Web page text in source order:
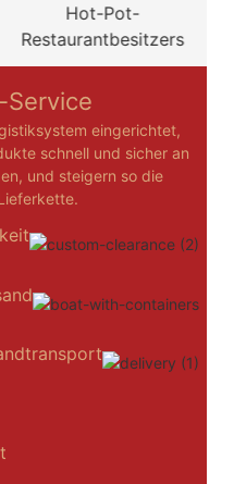
Hot-Pot-
Restaurantbesitzers
eingerichtet,
schnell und sicher an
und steigern so die